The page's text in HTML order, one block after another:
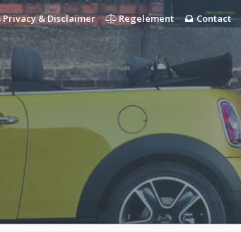
Privacy & Disclaimer Regelement Contact